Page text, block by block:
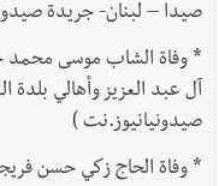
صيدا – لبنان- جريدة
*
آل عبد العزيز وأهالي بلدة
صيدونيانيوز.نت )
*وفاة الحاج زكي حسن فريجة -